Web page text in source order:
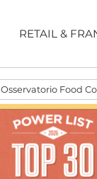
RETAIL &
Osservatorio Food